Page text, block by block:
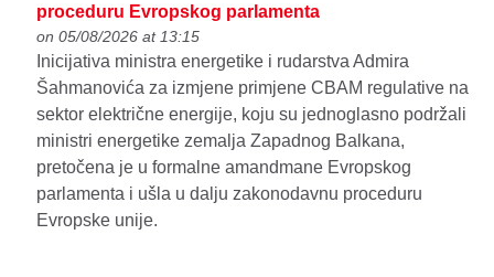
proceduru Evropskog parlamenta
on 05/08/2026 at 13:15
Inicijativa ministra energetike i rudarstva Admira
Šahmanovića za izmjene primjene CBAM regulative na
sektor električne energije, koju su jednoglasno podržali
ministri energetike zemalja Zapadnog Balkana,
pretočena je u formalne amandmane Evropskog
parlamenta i ušla u dalju zakonodavnu proceduru
Evropske unije.